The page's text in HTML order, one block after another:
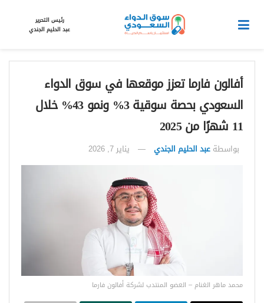
رئيس التحرير
عبد الحليم الجندي
أفالون فارما تعزز موقعها في سوق الدواء
السعودي بحصة سوقية 3% ونمو 43% خلال
11 شهرًا من 2025
بواسطة عبد الحليم الجندي يناير 7, 2026
محمد ماهر الغنام – العضو المنتدب لشركة أفالون فارما